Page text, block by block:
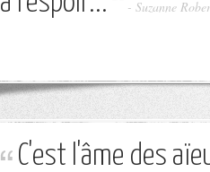
- Suzanne
C'est l'âme des